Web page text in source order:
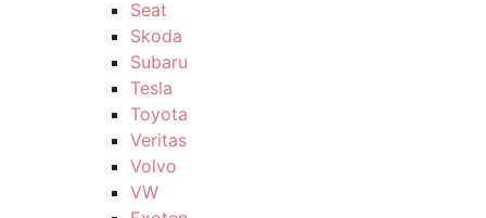
Seat
Skoda
Subaru
Tesla
Toyota
Veritas
Volvo
VW